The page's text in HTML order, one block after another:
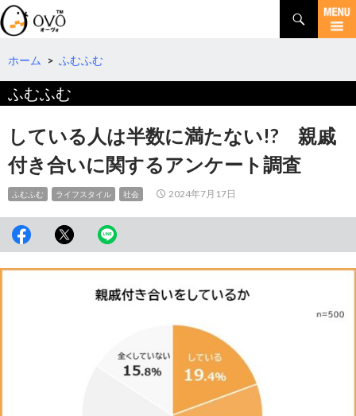
検
索
コ
テ
へ
ホーム > ふむふむ
ふむふむ
している人は半数に満たない!? 親戚
付き合いに関するアンケート調査
ふむふむ ライフスタイル 社会 2024年7月17日